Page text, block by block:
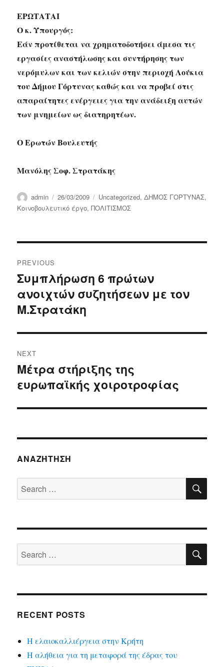
ΕΡΩΤΑΤΑΙ
Ο κ. Υπουργός:
Εάν προτίθεται να χρηματοδοτήσει άμεσα τις
εργασίες αναστήλωσης και συντήρησης των
νερόμυλων και των κελιών στην περιοχή Λούκια
του Δήμου Γόρτυνας καθώς και να προβεί στις
απαραίτητες ενέργειες για την ανάδειξη αυτών
των μνημείων ως διατηρητέων.
Ο Ερωτών Βουλευτής
Μανόλης Σοφ. Στρατάκης
Author
admin
Posted
on
26/03/2009 Categories
Uncategorized,ΔΗΜΟΣ ΓΟΡΤΥΝΑΣ,
Κοινοβουλευτικό έργο,ΠΟΛΙΤΙΣΜΟΣ
navigation
PREVIOUS
Previous
post:
Συμπλήρωση 6 πρώτων
ανοιχτών συζητήσεων με τον
Μ.Στρατάκη
NEXT
Next
post:
Μέτρα στήριξης της
ευρωπαϊκής χοιροτροφίας
ΑΝΑΖΉΤΗΣΗ
Search
for:
Search
for:
RECENT POSTS
Η ελαιοκαλλιέργεια στην Κρήτη
Η αλήθεια για τη μεταφορά της έδρας του